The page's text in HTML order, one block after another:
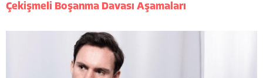
Çekişmeli Boşanma Davası Aşamaları